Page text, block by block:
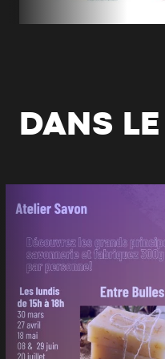
DANS LE